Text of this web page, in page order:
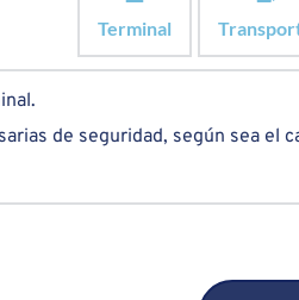
Terminal
de seguridad, según sea el